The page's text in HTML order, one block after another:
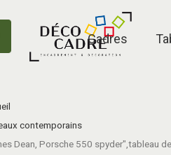
Cadres
contemporains
Dean, Porsche 550 spyder",tableau